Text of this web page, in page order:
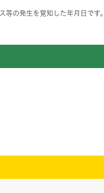
の発生を覚知した年月日です。